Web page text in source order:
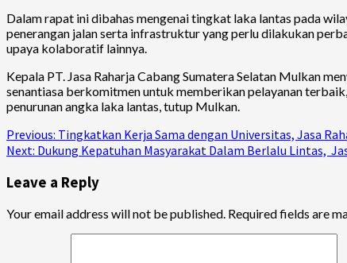
Dalam rapat ini dibahas mengenai tingkat laka lantas pada
penerangan jalan serta infrastruktur yang perlu dilakukan
upaya kolaboratif lainnya.
Kepala PT. Jasa Raharja Cabang Sumatera Selatan Mulkan
senantiasa berkomitmen untuk memberikan pelayanan
penurunan angka laka lantas, tutup Mulkan.
Continue
Reading
Previous: Tingkatkan Kerja Sama dengan Universitas, Jasa
Next: Dukung Kepatuhan Masyarakat Dalam Berlalu Lintas,
Leave a Reply
Your email address will not be published. Required fields are